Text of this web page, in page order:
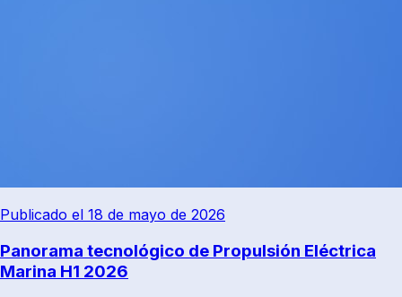
Publicado el 18 de mayo de 2026
Panorama tecnológico de Propulsión Eléctrica
Marina H1 2026